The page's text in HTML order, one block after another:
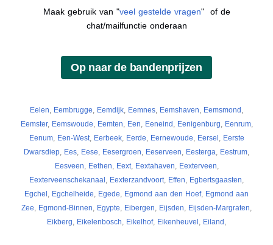
Maak gebruik van "veel gestelde vragen" of de
chat/mailfunctie onderaan
Eelen Eembrugge Eemdijk Eemnes Eemshaven Eemsmond
Eemster, Eemswoude Eemten Een Eeneind Eenigenburg Eenrum,
Eenum, Een-West, Eerbeek, Eerde Eernewoude Eersel
Eerste
Dwarsdiep Ees Eese Eesergroen Eeserveen Eesterga Eestrum
Eesveen
Eethen Eext, Eextahaven Eexterveen
Eexterveenschekanaal
Eexterzandvoort Effen Egbertsgaasten
Egchel
Egchelheide Egede Egmond aan den Hoef, Egmond aan
Zee
Egmond-Binnen Egypte Eibergen Eijsden Eijsden-Margraten
Eikberg
Eikelenbosch Eikelhof, Eikenheuvel Eiland